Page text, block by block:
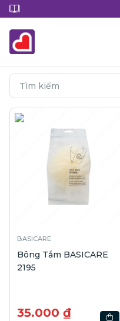
BASICARE
Bông Tắm BASICARE
2195
35.000 ₫